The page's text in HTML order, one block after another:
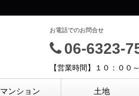
お電話でのお問合せ
06-6323-
【営業時間】１０：００
マンション 土地